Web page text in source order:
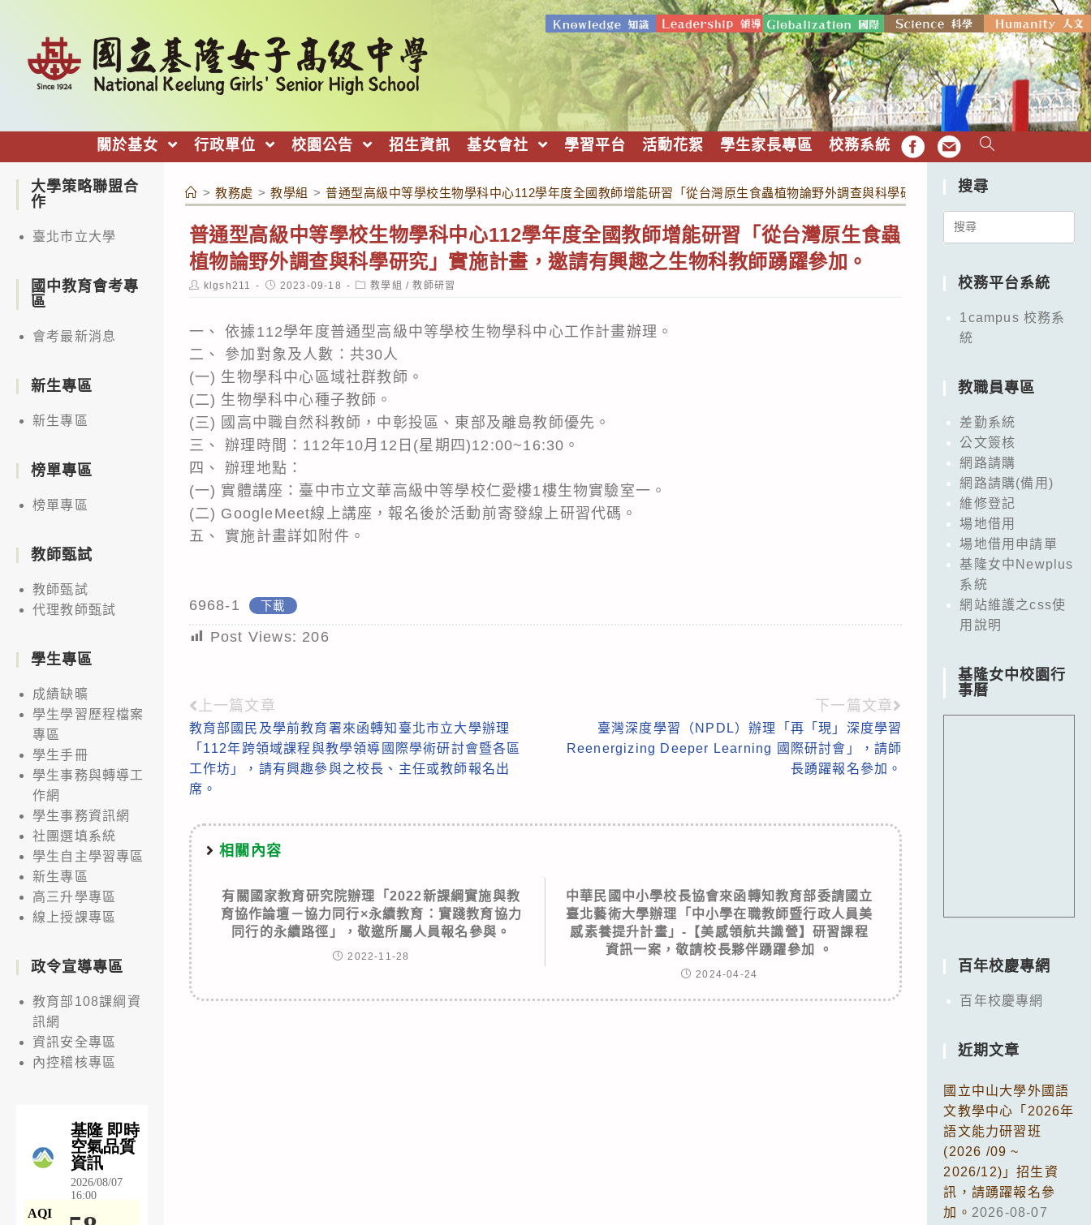
關於基女 行政單位 校園公告 招生資訊 基女會社 學習平台 活動花絮 學生家長專區 校務系統 FB EMAIL
> 教務處 > 教學組 > 普通型高級中等學校生物學科中心112學年度全國教師增能研習「從台灣原生食蟲植物論野外調查與科學研究」實施計畫，邀請有興趣之
普通型高級中等學校生物學科中心112學年度全國教師增能研習「從台灣原生食蟲
植物論野外調查與科學研究」實施計畫，邀請有興趣之生物科教師踴躍參加。
Post
author:
klgsh211
Post
published:
2023-09-18
Post
category:
教學組 / 教師研習
一、 依據112學年度普通型高級中等學校生物學科中心工作計畫辦理。
二、 參加對象及人數：共30人
(一) 生物學科中心區域社群教師。
(二) 生物學科中心種子教師。
(三) 國高中職自然科教師，中彰投區、東部及離島教師優先。
三、 辦理時間：112年10月12日(星期四)12:00~16:30。
四、 辦理地點：
(一) 實體講座：臺中市立文華高級中等學校仁愛樓1樓生物實驗室一。
(二) GoogleMeet線上講座，報名後於活動前寄發線上研習代碼。
五、 實施計畫詳如附件。
6968-1 下載
Post Views: 206
Read
more
articles
上一篇文章
教育部國民及學前教育署來函轉知臺北市立大學辦理
「112年跨領域課程與教學領導國際學術研討會暨各區
工作坊」，請有興趣參與之校長、主任或教師報名出
席。
下一篇文章
臺灣深度學習（NPDL）辦理「再「現」深度學習
Reenergizing Deeper Learning 國際研討會」，請師
長踴躍報名參加。
相關內容
有關國家教育研究院辦理「2022新課綱實施與教
育協作論壇－協力同行×永續教育：實踐教育協力
同行的永續路徑」，敬邀所屬人員報名參與。
2022-11-28
中華民國中小學校長協會來函轉知教育部委請國立
臺北藝術大學辦理「中小學在職教師暨行政人員美
感素養提升計畫」-【美感領航共識營】研習課程
資訊一案，敬請校長夥伴踴躍參加 。
2024-04-24
大學策略聯盟合
作
臺北市立大學
國中教育會考專
區
會考最新消息
新生專區
新生專區
榜單專區
榜單專區
教師甄試
教師甄試
代理教師甄試
學生專區
成績缺曠
學生學習歷程檔案
專區
學生手冊
學生事務與轉導工
作網
學生事務資訊網
社團選填系統
學生自主學習專區
新生專區
高三升學專區
線上授課專區
政令宣導專區
教育部108課綱資
訊網
資訊安全專區
內控稽核專區
搜尋
Search
校務平台系統
1campus 校務系
統
教職員專區
差勤系統
公文簽核
網路請購
網路請購(備用)
維修登記
場地借用
場地借用申請單
基隆女中Newplus
系統
網站維護之css使
用說明
基隆女中校園行
事曆
百年校慶專網
百年校慶專網
近期文章
國立中山大學外國語
文教學中心「2026年
語文能力研習班
(2026 /09 ~
2026/12)」招生資
訊，請踴躍報名參
加。 2026-08-07